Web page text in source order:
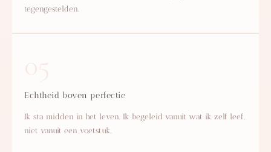
tegengestelden.
05
Echtheid boven perfectie
Ik sta midden in het leven. Ik begeleid vanuit wat ik zelf leef,
niet vanuit een voetstuk.